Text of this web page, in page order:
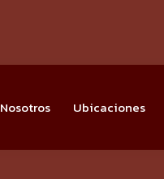
Nosotros Ubicaciones